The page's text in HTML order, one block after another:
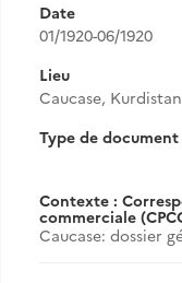
Date
01/1920-06/1920
Lieu
Caucase, Kurdistan
Type de document
Contexte :
commerciale
Caucase: dossier